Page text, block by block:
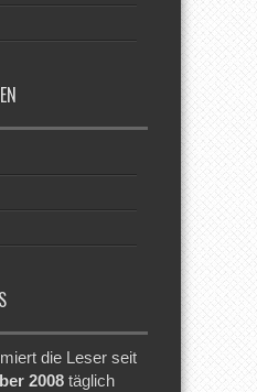
die Leser seit
2008 täglich